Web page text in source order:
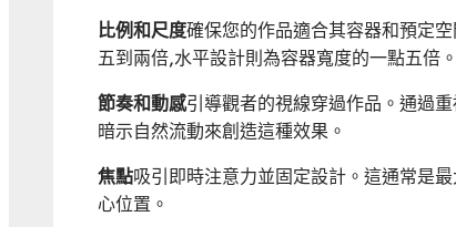
比例和尺度確保您的作品適合其容器和預定
五到兩倍,水平設計則為容器寬度的一點五倍
節奏和動感引導觀者的視線穿過作品。通過
暗示自然流動來創造這種效果。
焦點吸引即時注意力並固定設計。這通常是
心位置。